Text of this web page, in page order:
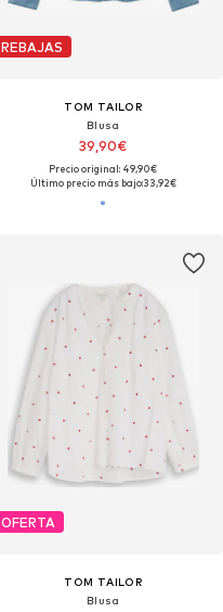
REBAJAS
TOM TAILOR
Blusa
39,90€
Precio original: 49,90€
Último precio más bajo:33,92€
OFERTA
TOM TAILOR
Blusa